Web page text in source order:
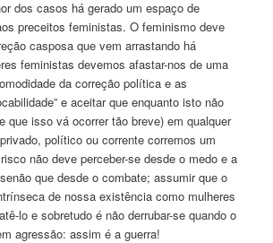
dos casos há gerado um espaço de
preceitos feministas. O feminismo deve
casposa que vem arrastando há
feministas devemos afastar-nos de uma
da correção política e as
e aceitar que enquanto isto não
que isso vá ocorrer tão breve) em qualquer
político ou corrente corremos um
não deve perceber-se desde o medo e a
que desde o combate; assumir que o
de nossa existência como mulheres
lo e sobretudo é não derrubar-se quando o
agressão: assim é a guerra!